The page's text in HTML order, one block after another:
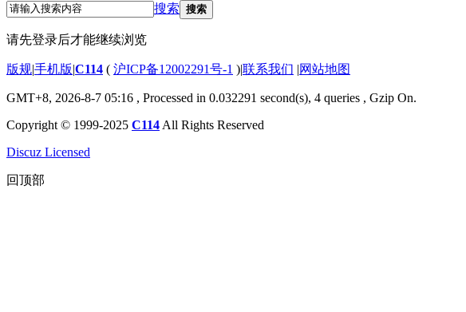
搜索 搜索
请先登录后才能继续浏览
版规|手机版|C114 ( 沪ICP备12002291号-1 )|联系我们 |网站地图
GMT+8, 2026-8-7 05:16 , Processed in 0.032291 second(s), 4 queries , Gzip On.
Copyright © 1999-2025 C114 All Rights Reserved
Discuz Licensed
回顶部